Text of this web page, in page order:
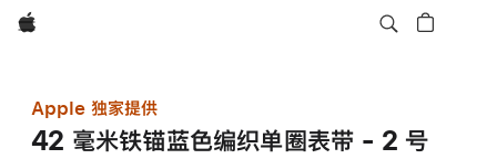
Apple
Apple 独家提供
42 毫米铁锚蓝色编织单圈表带 - 2 号